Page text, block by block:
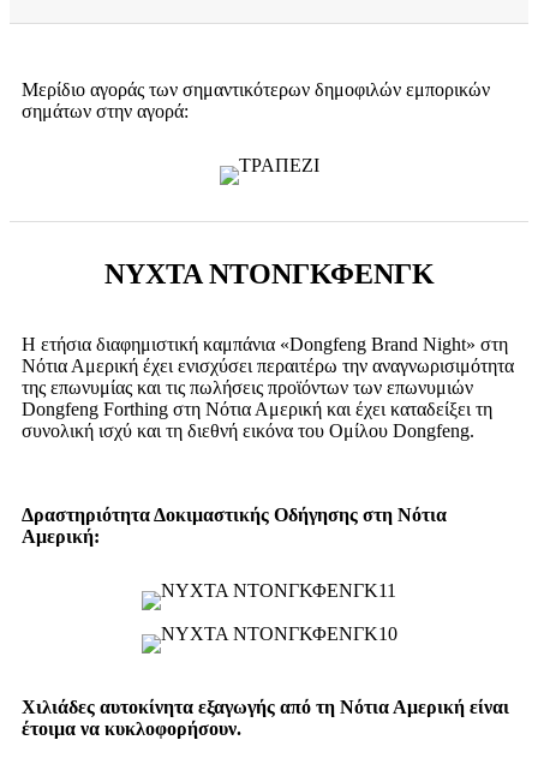
Μερίδιο αγοράς των σημαντικότερων δημοφιλών εμπορικών
σημάτων στην αγορά:
ΝΥΧΤΑ ΝΤΟΝΓΚΦΕΝΓΚ
Η ετήσια διαφημιστική καμπάνια «Dongfeng Brand Night» στη
Νότια Αμερική έχει ενισχύσει περαιτέρω την αναγνωρισιμότητα
της επωνυμίας και τις πωλήσεις προϊόντων των επωνυμιών
Dongfeng Forthing στη Νότια Αμερική και έχει καταδείξει τη
συνολική ισχύ και τη διεθνή εικόνα του Ομίλου Dongfeng.
Δραστηριότητα Δοκιμαστικής Οδήγησης στη Νότια
Αμερική:
Χιλιάδες αυτοκίνητα εξαγωγής από τη Νότια Αμερική είναι
έτοιμα να κυκλοφορήσουν.